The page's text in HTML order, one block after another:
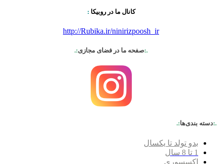
کانال ما در روبیکا :
http://Rubika.ir/ninirizpoosh_ir
.:صفحه ما در فضای مجازی:.
.:دسته بندی‌ها:.
بدو تولد تا یکسال
1 تا 8 سال
اکسسوری